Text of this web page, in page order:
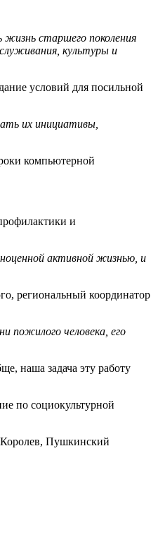
старшего поколения
культуры и
условий для посильной
их инициативы,
компьютерной
и
активной жизнью, и
региональный координатор
пожилого человека, его
наша задача эту работу
по социокультурной
Пушкинский